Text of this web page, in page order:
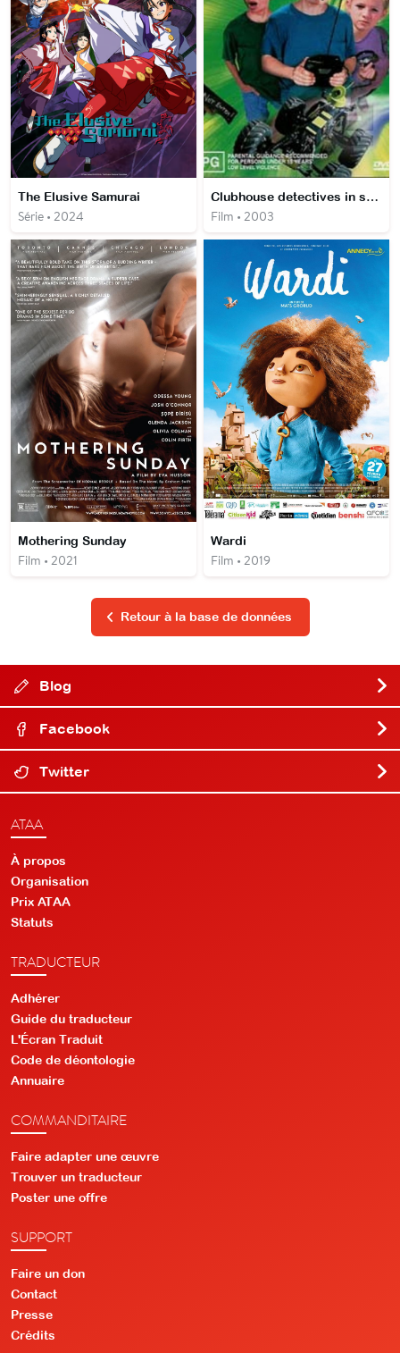
The Elusive Samurai
Série • 2024
Clubhouse detectives in scavenger hunt
Film • 2003
Mothering Sunday
Film • 2021
Wardi
Film • 2019
Retour à la base de données
Blog
Facebook
Twitter
ATAA
À propos
Organisation
Prix ATAA
Statuts
TRADUCTEUR
Adhérer
Guide du traducteur
L'Écran Traduit
Code de déontologie
Annuaire
COMMANDITAIRE
Faire adapter une œuvre
Trouver un traducteur
Poster une offre
SUPPORT
Faire un don
Contact
Presse
Crédits